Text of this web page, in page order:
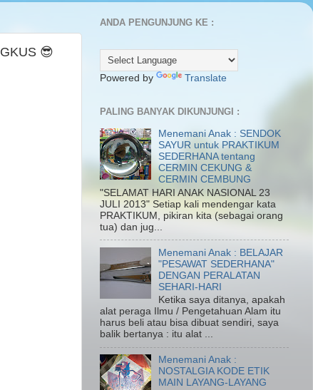
😎
ANDA PENGUNJUNG KE :
Powered by Translate
PALING BANYAK DIKUNJUNGI :
Menemani Anak : SENDOK
SAYUR untuk PRAKTIKUM
SEDERHANA tentang
CERMIN CEKUNG &
CERMIN CEMBUNG
"SELAMAT HARI ANAK NASIONAL 23
JULI 2013" Setiap kali mendengar kata
PRAKTIKUM, pikiran kita (sebagai orang
tua) dan jug...
Menemani Anak : BELAJAR
"PESAWAT SEDERHANA"
DENGAN PERALATAN
SEHARI-HARI
Ketika saya ditanya, apakah
alat peraga Ilmu / Pengetahuan Alam itu
harus beli atau bisa dibuat sendiri, saya
balik bertanya : itu alat ...
Menemani Anak :
NOSTALGIA KODE ETIK
MAIN LAYANG-LAYANG